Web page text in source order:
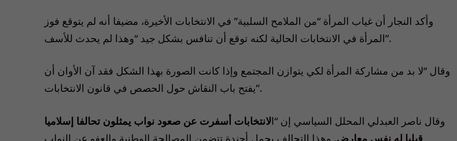
وأكد النجار أن غياب المرأة “من الملامح السلبية” في الانتخابات الأخيرة، مضيفا أنه لم يتوقع فوز
المرأة في الانتخابات الحالية لكنه توقع أن تنافس بشكل جيد “وهذا لم يحدث للأسف”.
وقال “لا بد من مشاركة المرأة لكي يتوازن المجتمع وإذا كانت الصورة بهذا الشكل فقد آن الأوان أن
يفتح باب النقاش حول الحصص في قانون الانتخابات”.
وقال ناصر العبدلي المحلل السياسي إن “الانتخابات أسفرت عن صعود نواب يمثلون تحالفا إسلاميا